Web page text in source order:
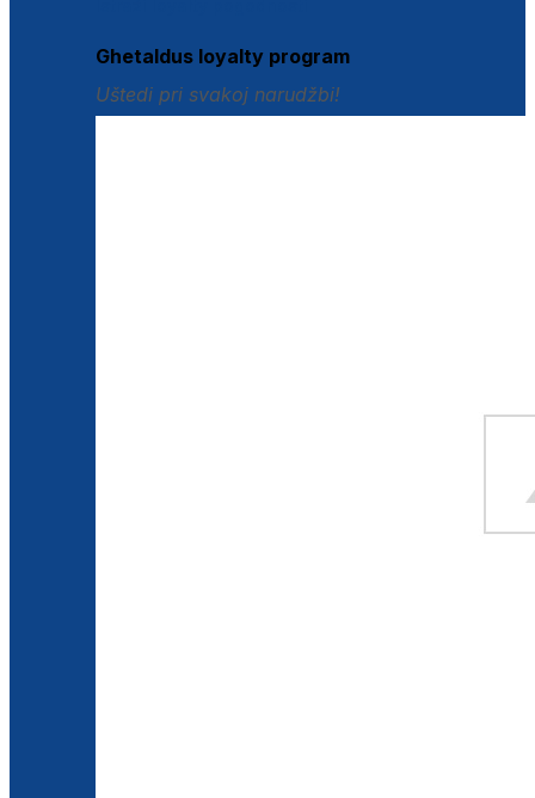
Ghetaldus loyalty program
Uštedi pri svakoj narudžbi!